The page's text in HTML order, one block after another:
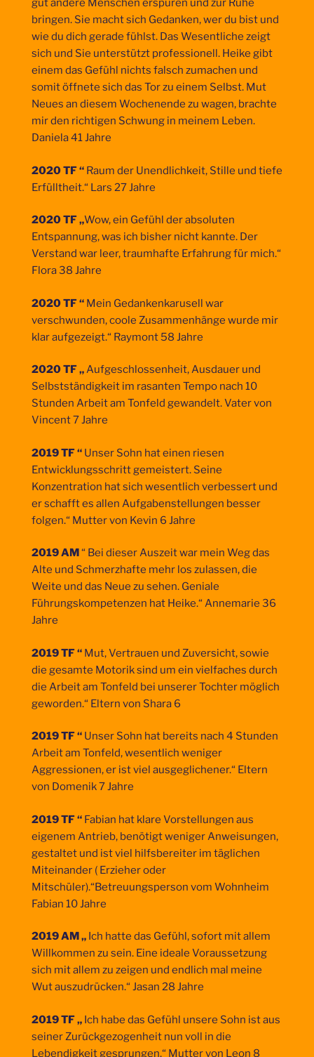
gut andere Menschen erspüren und zur Ruhe
bringen. Sie macht sich Gedanken, wer du bist und
wie du dich gerade fühlst. Das Wesentliche zeigt
sich und Sie unterstützt professionell. Heike gibt
einem das Gefühl nichts falsch zumachen und
somit öffnete sich das Tor zu einem Selbst. Mut
Neues an diesem Wochenende zu wagen, brachte
mir den richtigen Schwung in meinem Leben.
Daniela 41 Jahre
2020 TF “ Raum der Unendlichkeit, Stille und tiefe
Erfülltheit.“ Lars 27 Jahre
2020 TF „Wow, ein Gefühl der absoluten
Entspannung, was ich bisher nicht kannte. Der
Verstand war leer, traumhafte Erfahrung für mich.“
Flora 38 Jahre
2020 TF “ Mein Gedankenkarusell war
verschwunden, coole Zusammenhänge wurde mir
klar aufgezeigt.“ Raymont 58 Jahre
2020 TF „Aufgeschlossenheit, Ausdauer und
Selbstständigkeit im rasanten Tempo nach 10
Stunden Arbeit am Tonfeld gewandelt. Vater von
Vincent 7 Jahre
2019 TF “ Unser Sohn hat einen riesen
Entwicklungsschritt gemeistert. Seine
Konzentration hat sich wesentlich verbessert und
er schafft es allen Aufgabenstellungen besser
folgen.“ Mutter von Kevin 6 Jahre
2019 AM “ Bei dieser Auszeit war mein Weg das
Alte und Schmerzhafte mehr los zulassen, die
Weite und das Neue zu sehen. Geniale
Führungskompetenzen hat Heike.“ Annemarie 36
Jahre
2019 TF “ Mut, Vertrauen und Zuversicht, sowie
die gesamte Motorik sind um ein vielfaches durch
die Arbeit am Tonfeld bei unserer Tochter möglich
geworden.“ Eltern von Shara 6
2019 TF “ Unser Sohn hat bereits nach 4 Stunden
Arbeit am Tonfeld, wesentlich weniger
Aggressionen, er ist viel ausgeglichener.“ Eltern
von Domenik 7 Jahre
2019 TF “ Fabian hat klare Vorstellungen aus
eigenem Antrieb, benötigt weniger Anweisungen,
gestaltet und ist viel hilfsbereiter im täglichen
Miteinander ( Erzieher oder
Mitschüler).“Betreuungsperson vom Wohnheim
Fabian 10 Jahre
2019 AM „ Ich hatte das Gefühl, sofort mit allem
Willkommen zu sein. Eine ideale Voraussetzung
sich mit allem zu zeigen und endlich mal meine
Wut auszudrücken.“ Jasan 28 Jahre
2019 TF „ Ich habe das Gefühl unsere Sohn ist aus
seiner Zurückgezogenheit nun voll in die
Lebendigkeit gesprungen.“ Mutter von Leon 8